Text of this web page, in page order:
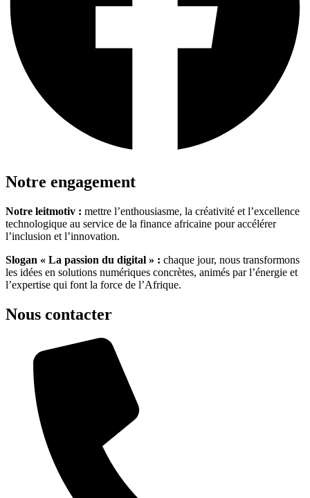
Notre engagement
Notre leitmotiv : mettre l’enthousiasme, la créativité et l’excellence
technologique au service de la finance africaine pour accélérer
l’inclusion et l’innovation.
Slogan « La passion du digital » : chaque jour, nous transformons
les idées en solutions numériques concrètes, animés par l’énergie et
l’expertise qui font la force de l’Afrique.
Nous contacter